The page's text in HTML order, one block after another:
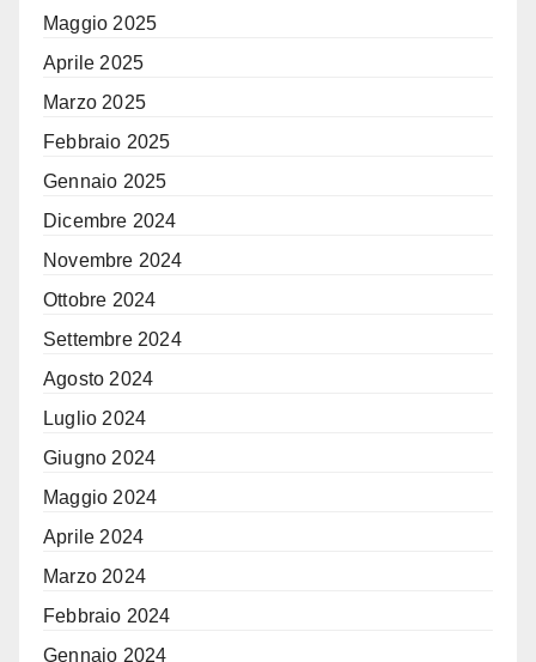
Maggio 2025
Aprile 2025
Marzo 2025
Febbraio 2025
Gennaio 2025
Dicembre 2024
Novembre 2024
Ottobre 2024
Settembre 2024
Agosto 2024
Luglio 2024
Giugno 2024
Maggio 2024
Aprile 2024
Marzo 2024
Febbraio 2024
Gennaio 2024